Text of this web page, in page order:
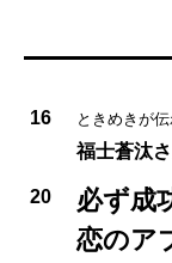
16 ときめきが伝
福士蒼汰
20
必ず成
恋のア